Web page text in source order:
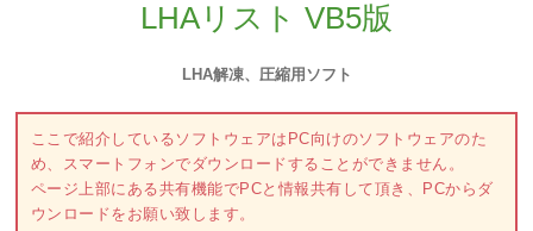
LHAリスト VB5版
LHA解凍、圧縮用ソフト
ここで紹介しているソフトウェアはPC向けのソフトウェアのた
め、スマートフォンでダウンロードすることができません。
ページ上部にある共有機能でPCと情報共有して頂き、PCからダ
ウンロードをお願い致します。